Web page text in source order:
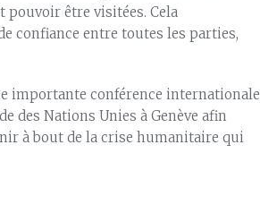
être visitées. Cela
confiance entre toutes les parties,
importante conférence internationale
des Nations Unies à Genève afin
à bout de la crise humanitaire qui